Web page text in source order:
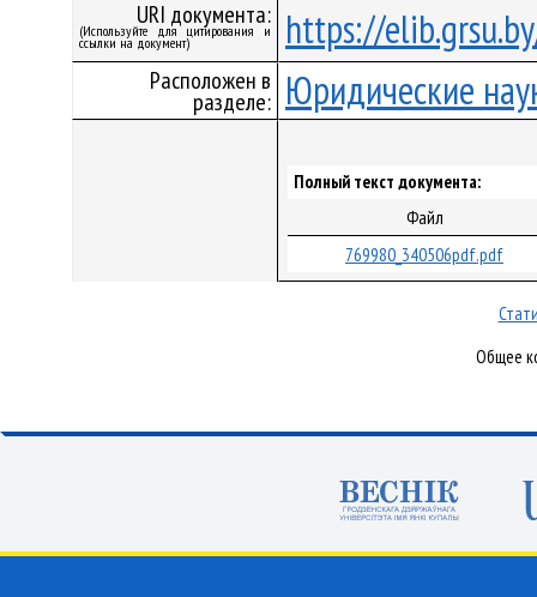
URI документа:
(Используйте для цитирования и
ссылки на документ) https://
Расположен в
разделе: Юридические
Полный текст документа:
Файл
769980_340506pdf.pdf
Общее